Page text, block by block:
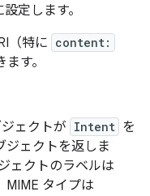
設定します。
（特に content:
す。
ェクトが Intent を
ジェクトを返しま
ェクトのラベルは
MIME タイプは